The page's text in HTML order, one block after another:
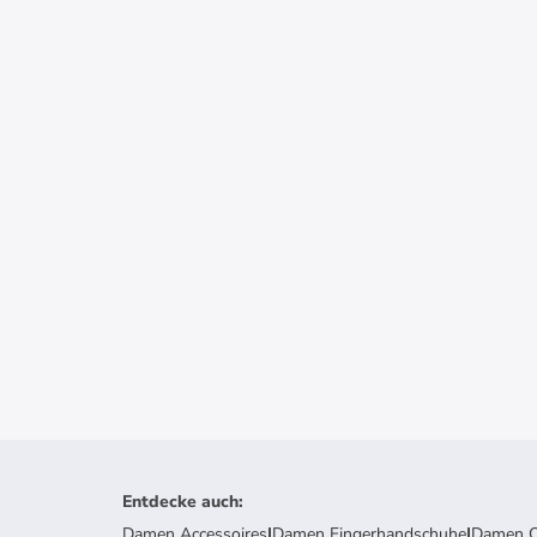
Entdecke auch: